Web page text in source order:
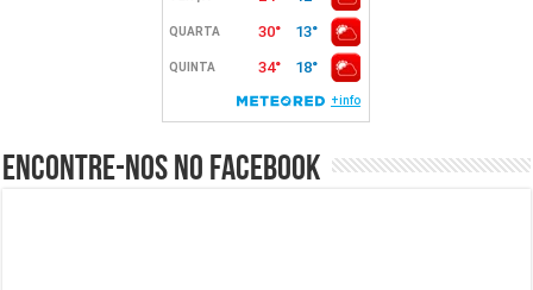
Encontre-nos no Facebook